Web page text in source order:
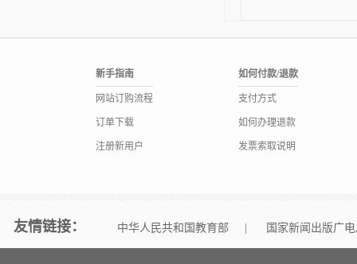
新手指南
网站订购流程
订单下载
注册新用户
如何付款/退款
支付方式
如何办理退款
发票索取说明
友情链接： 中华人民共和国教育部 国家新闻出版广